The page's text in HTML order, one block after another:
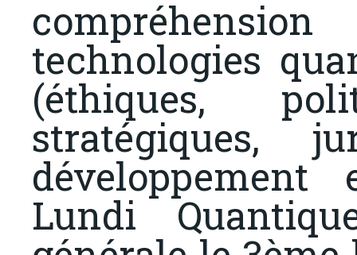
technologies
(éthiques,
stratégiques,
Lundi